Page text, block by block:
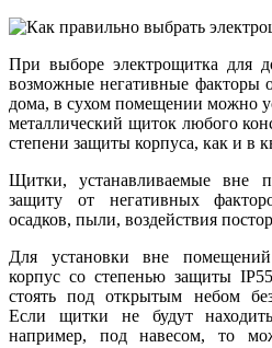
При выборе электрощитка для
возможные негативные
дома, в сухом помещении можно
металлический щиток любого
степени защиты корпуса, как и в
Щитки, устанавливаемые вне
защиту от негативных
осадков, пыли, воздействия
Для установки вне помещений
корпус со степенью защиты
стоять под открытым небом
Если щитки не будут
например, под навесом, то